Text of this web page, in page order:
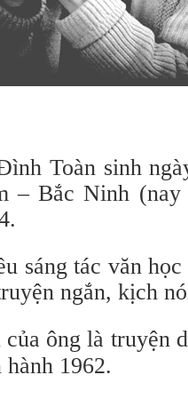
Toàn sinh
– Bắc Ninh
sáng tác văn
ngắn, kịch
của ông là truyện
1962.